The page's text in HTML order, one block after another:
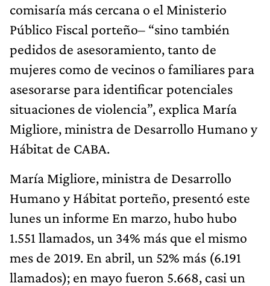
comisaría más cercana o el Ministerio
Público Fiscal porteño– “sino también
pedidos de asesoramiento, tanto de
mujeres como de vecinos o familiares para
asesorarse para identificar potenciales
situaciones de violencia”, explica María
Migliore, ministra de Desarrollo Humano y
Hábitat de CABA.
María Migliore, ministra de Desarrollo
Humano y Hábitat porteño, presentó este
lunes un informe En marzo, hubo hubo
1.551 llamados, un 34% más que el mismo
mes de 2019. En abril, un 52% más (6.191
llamados); en mayo fueron 5.668, casi un